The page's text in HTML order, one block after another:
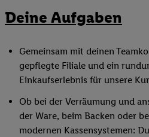
Deine Aufgaben
Gemeinsam mit deinen
gepflegte Filiale und ein
Einkaufserlebnis für unsere
Ob bei der Verräumung und
der Ware, beim Backen oder
modernen Kassensystemen: